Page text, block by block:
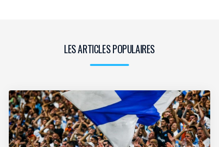
LES ARTICLES POPULAIRES